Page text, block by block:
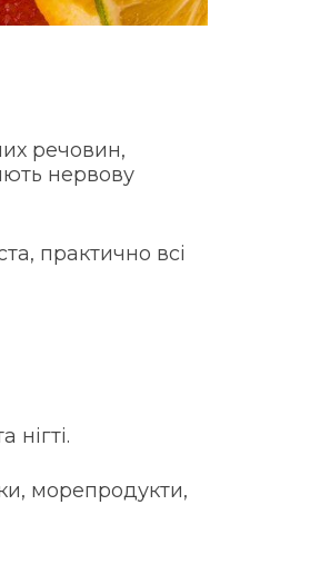
речовин,
нервову
практично всі
нігті.
морепродукти,